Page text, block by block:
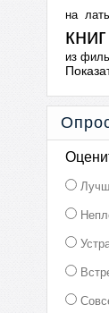
на
книг
из